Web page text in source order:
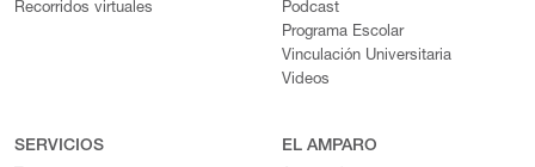
Recorridos virtuales
Podcast
Programa Escolar
Vinculación Universitaria
Videos
SERVICIOS EL AMPARO